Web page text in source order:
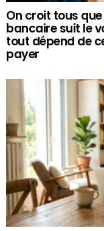
On croit tous
bancaire suit le
tout dépend de
payer